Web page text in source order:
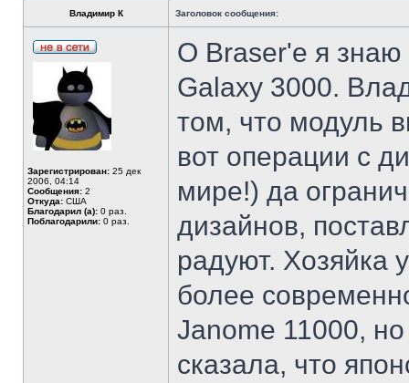
Владимир К Заголовок сообщения:
Зарегистрирован: 25 дек
2006, 04:14
Сообщения: 2
Откуда: США
Благодарил (а): 0 раз.
Поблагодарили: 0 раз.
О Braser'е я знаю
Galaxy 3000.
том, что модуль
вот операции с
мире!) да
дизайнов,
радуют. Хозяйка
более
Janome 11000,
сказала, что